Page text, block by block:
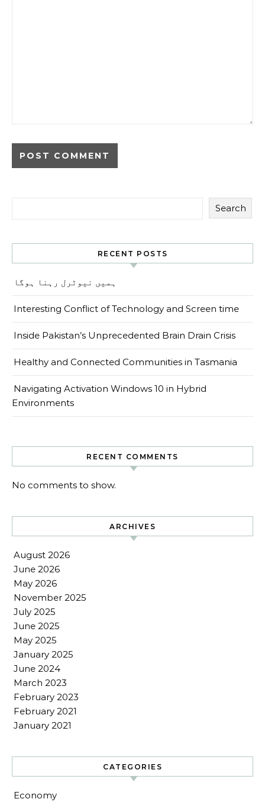
Search
RECENT POSTS
ہمیں نیوٹرل رہنا ہوگا
Interesting Conflict of Technology and Screen time
Inside Pakistan’s Unprecedented Brain Drain Crisis
Healthy and Connected Communities in Tasmania
Navigating Activation Windows 10 in Hybrid
Environments
RECENT COMMENTS
No comments to show.
ARCHIVES
August 2026
June 2026
May 2026
November 2025
July 2025
June 2025
May 2025
January 2025
June 2024
March 2023
February 2023
February 2021
January 2021
CATEGORIES
Economy